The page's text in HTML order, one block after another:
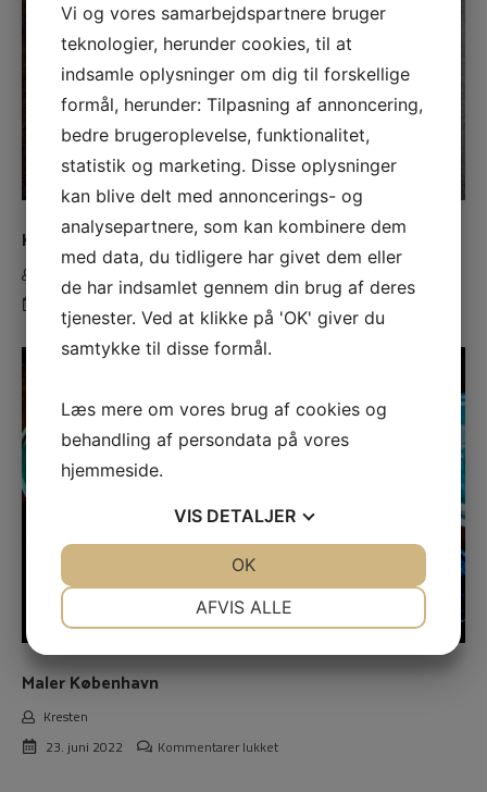
Kloakmester København og Rødovre
Kommentarer lukket
Kloakmester
København
og
Maler København
Kresten
23. juni 2022
Kommentarer lukkettil
Vi og vores samarbejdspartnere bruger
teknologier, herunder cookies, til at
indsamle oplysninger om dig til forskellige
formål, herunder: Tilpasning af annoncering,
bedre brugeroplevelse, funktionalitet,
statistik og marketing. Disse oplysninger
kan blive delt med annoncerings- og
analysepartnere, som kan kombinere dem
med data, du tidligere har givet dem eller
de har indsamlet gennem din brug af deres
tjenester. Ved at klikke på 'OK' giver du
samtykke til disse formål.
Læs mere om vores brug af cookies og
behandling af persondata på vores
hjemmeside.
VIS DETALJER
MARKETING
AFVIS ALLE
OK